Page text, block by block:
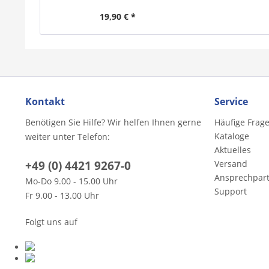
19,90 € *
Kontakt
Benötigen Sie Hilfe? Wir helfen Ihnen gerne
weiter unter Telefon:
+49 (0) 4421 9267-0
Mo-Do 9.00 - 15.00 Uhr
Fr 9.00 - 13.00 Uhr
Folgt uns auf
Service
Häufige
Kataloge
Aktuelles
Versand
Support